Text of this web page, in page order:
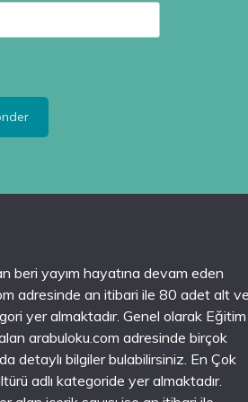
beri yayım hayatına devam eden
adresinde an itibari ile 80 adet alt
yer almaktadır. Genel olarak Eğitim
arabuloku.com adresinde birçok
detaylı bilgiler bulabilirsiniz. En Çok
adlı kategoride yer almaktadır.